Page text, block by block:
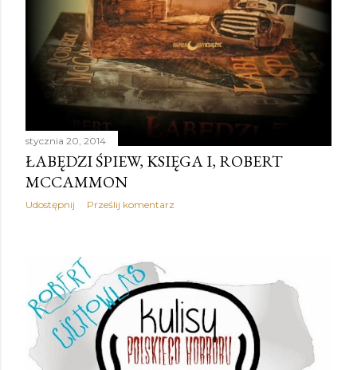
stycznia 20, 2014
ŁABĘDZI ŚPIEW, KSIĘGA I, ROBERT
MCCAMMON
Udostępnij Prześlij komentarz